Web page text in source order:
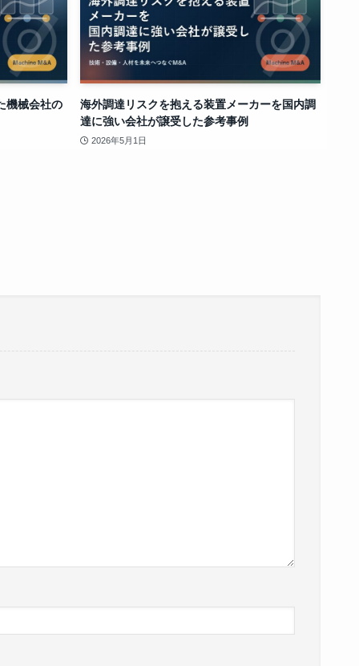
機械会社の
海外調達リスクを抱える装置メーカーを国内調
達に強い会社が譲受した参考事例
2026年5月1日